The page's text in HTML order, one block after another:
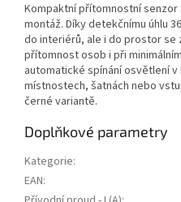
Kompaktní přítomnostní senzor
montáž. Díky detekčnímu úhlu
do interiérů, ale i do prostor se
přítomnost osob i při
automatické spínání osvětlení
místnostech, šatnách nebo
černé variantě.
Doplňkové parametry
Kategorie:
EAN: